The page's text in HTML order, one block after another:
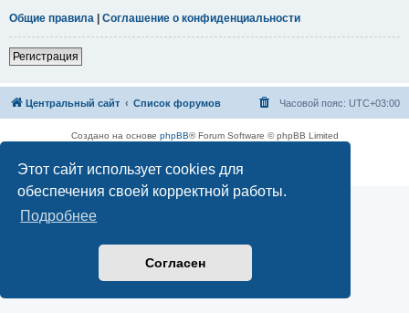
Этот сайт использует cookies для
обеспечения своей корректной работы.
Подробнее
Согласен
Общие правила | Соглашение о конфиденциальности
Регистрация
Центральный сайт Список форумов Часовой пояс: UTC+03:00
Создано на основе phpBB® Forum Software © phpBB Limited
Конфиденциальность|Правила